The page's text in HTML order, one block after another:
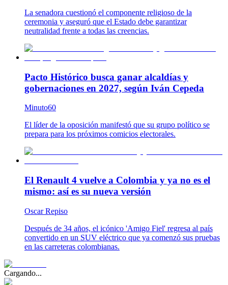
La senadora cuestionó el componente religioso de la
ceremonia y aseguró que el Estado debe garantizar
neutralidad frente a todas las creencias.
Pacto Histórico busca ganar alcaldías y
gobernaciones en 2027, según Iván Cepeda
Minuto60
El líder de la oposición manifestó que su grupo político se
prepara para los próximos comicios electorales.
El Renault 4 vuelve a Colombia y ya no es el
mismo: así es su nueva versión
Oscar Repiso
Después de 34 años, el icónico 'Amigo Fiel' regresa al país
convertido en un SUV eléctrico que ya comenzó sus pruebas
en las carreteras colombianas.
Cargando...